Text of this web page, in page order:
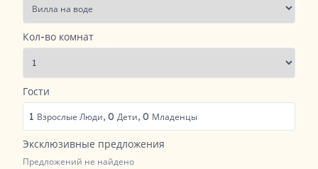
Кол-во комнат
Гости
1 Взрослые Люди, 0 Дети, 0 Младенцы
Эксклюзивные предложения
Предложений не найдено